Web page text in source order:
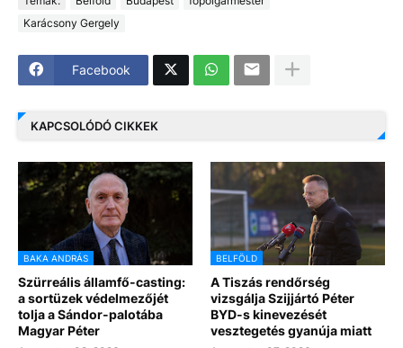
Karácsony Gergely
Facebook
KAPCSOLÓDÓ CIKKEK
BAKA ANDRÁS
Szürreális államfő-casting:
a sortüzek védelmezőjét
tolja a Sándor-palotába
Magyar Péter
BELFÖLD
A Tiszás rendőrség
vizsgálja Szijjártó Péter
BYD-s kinevezését
vesztegetés gyanúja miatt